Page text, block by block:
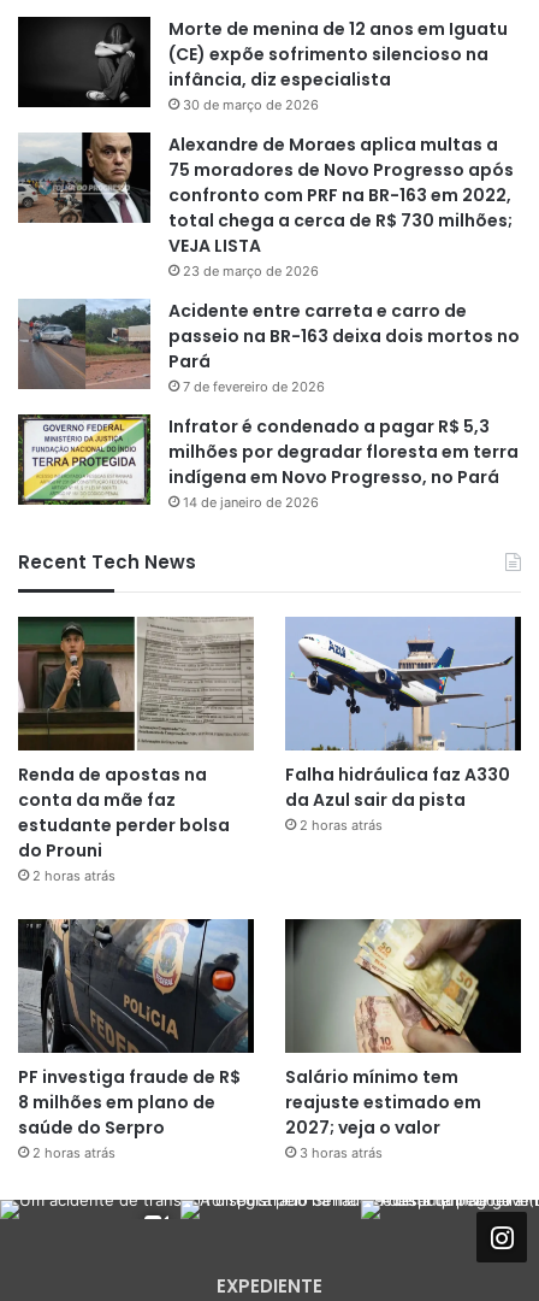
Morte de menina de 12 anos em Iguatu
(CE) expõe sofrimento silencioso na
infância, diz especialista
30 de março de 2026
Alexandre de Moraes aplica multas a
75 moradores de Novo Progresso após
confronto com PRF na BR-163 em 2022,
total chega a cerca de R$ 730 milhões;
VEJA LISTA
23 de março de 2026
Acidente entre carreta e carro de
passeio na BR-163 deixa dois mortos no
Pará
7 de fevereiro de 2026
Infrator é condenado a pagar R$ 5,3
milhões por degradar floresta em terra
indígena em Novo Progresso, no Pará
14 de janeiro de 2026
Recent Tech News
Renda de apostas na
conta da mãe faz
estudante perder bolsa
do Prouni
2 horas atrás
Falha hidráulica faz A330
da Azul sair da pista
2 horas atrás
PF investiga fraude de R$
8 milhões em plano de
saúde do Serpro
2 horas atrás
Salário mínimo tem
reajuste estimado em
2027; veja o valor
3 horas atrás
EXPEDIENTE